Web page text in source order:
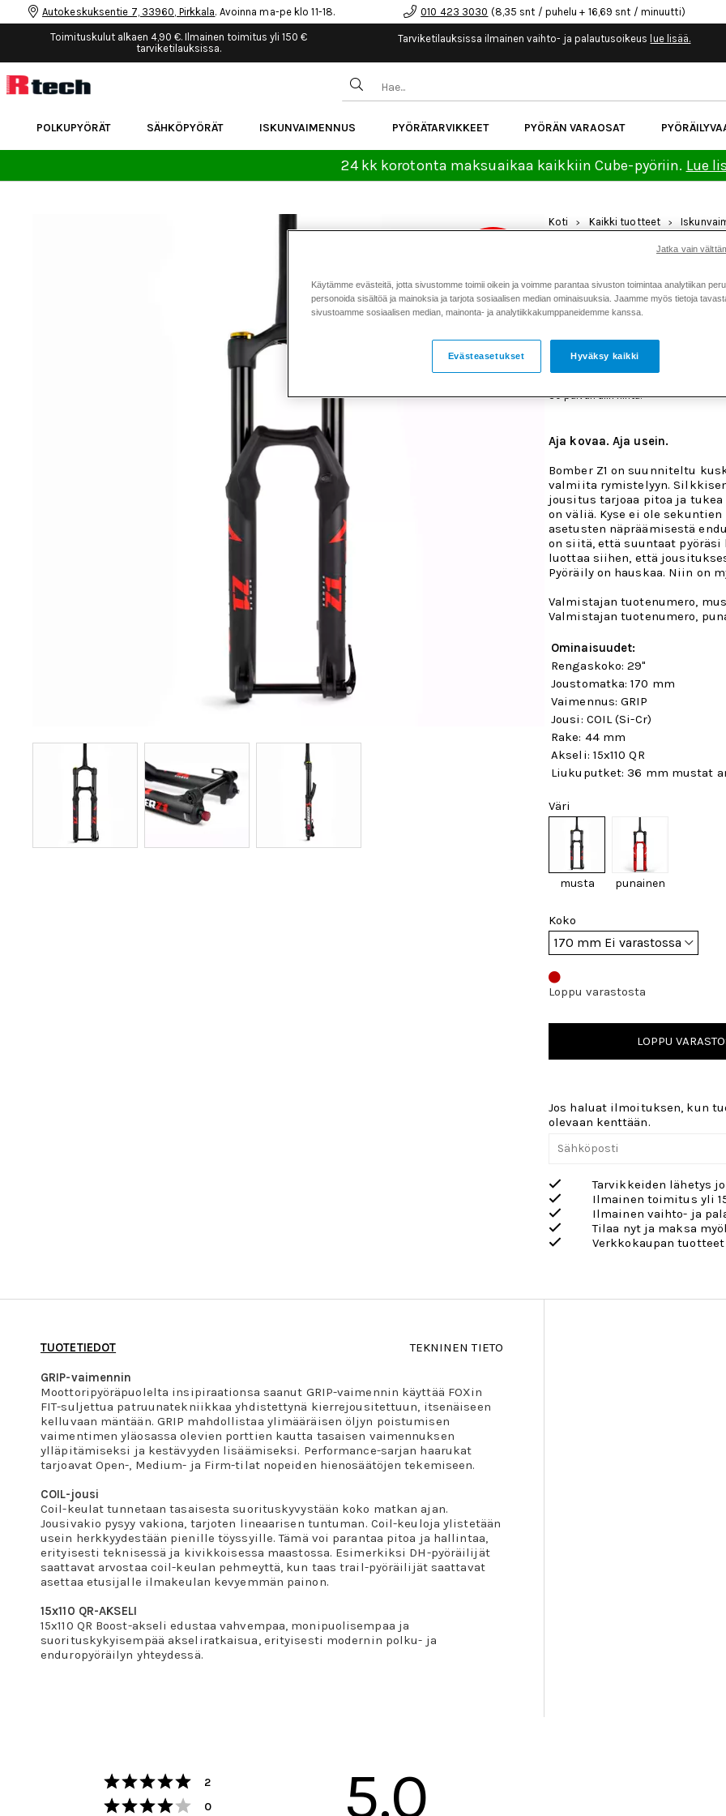
Autokeskuksentie 7, 33960, Pirkkala. Avoinna ma-pe klo 11-18. 010 423 3030 (8,35 snt / puhelu + 16,69 snt / minuutti)
Toimituskulut alkaen 4,90 €. Ilmainen toimitus yli 150 €
tarviketilauksissa.
Tarviketilauksissa ilmainen vaihto- ja palautusoikeus lue lisää.
POLKUPYÖRÄT SÄHKÖPYÖRÄT ISKUNVAIMENNUS PYÖRÄTARVIKKEET PYÖRÄN VARAOSAT
24 kk korotonta maksuaikaa kaikkiin Cube-pyöriin. Lue
Koti > Kaikki tuotteet >
MARZOCCHI BOMBER Z1
44MM JOUSTOKEULA
Tuotenumero: 19333
5.0
349 € 699 €
30 päivän alin hinta: 349 €
Aja kovaa. Aja usein.
Bomber Z1 on suunniteltu
valmiita rymistelyyn.
jousitus tarjoaa pitoa ja
on väliä. Kyse ei ole
asetusten näpräämisestä
on siitä, että suuntaat
luottaa siihen, että
Pyöräily on hauskaa. Niin on
Valmistajan tuotenumero,
Valmistajan tuotenumero,
Ominaisuudet:
Rengaskoko: 29"
Joustomatka: 170 mm
Vaimennus: GRIP
Jousi: COIL (Si-Cr)
Rake: 44 mm
Akseli: 15x110 QR
Liukuputket: 36 mm mustat
Väri
musta punainen
Koko
Loppu varastosta
LOPPU
Jos haluat ilmoituksen, kun
olevaan kenttään.
Tarvikkeiden lähetys
Ilmainen toimitus yli
Ilmainen vaihto- ja
Tilaa nyt ja maksa
Verkkokaupan
TUOTETIEDOT TEKNINEN TIETO
GRIP-vaimennin
Moottoripyöräpuolelta insipiraationsa saanut GRIP-vaimennin käyttää FOXin
FIT-suljettua patruunatekniikkaa yhdistettynä kierrejousitettuun, itsenäiseen
kelluvaan mäntään. GRIP mahdollistaa ylimääräisen öljyn poistumisen
vaimentimen yläosassa olevien porttien kautta tasaisen vaimennuksen
ylläpitämiseksi ja kestävyyden lisäämiseksi. Performance-sarjan haarukat
tarjoavat Open-, Medium- ja Firm-tilat nopeiden hienosäätöjen tekemiseen.
COIL-jousi
Coil-keulat tunnetaan tasaisesta suorituskyvystään koko matkan ajan.
Jousivakio pysyy vakiona, tarjoten lineaarisen tuntuman. Coil-keuloja ylistetään
usein herkkyydestään pienille töyssyille. Tämä voi parantaa pitoa ja hallintaa,
erityisesti teknisessä ja kivikkoisessa maastossa. Esimerkiksi DH-pyöräilijät
saattavat arvostaa coil-keulan pehmeyttä, kun taas trail-pyöräilijät saattavat
asettaa etusijalle ilmakeulan kevyemmän painon.
15x110 QR-AKSELI
15x110 QR Boost-akseli edustaa vahvempaa, monipuolisempaa ja
suorituskykyisempää akseliratkaisua, erityisesti modernin polku- ja
enduropyöräilyn yhteydessä.
Arvio 5 5:sta tähdestä
2
Arvio 4 5:sta tähdestä
0 5.0
Käytämme evästeitä, jotta sivustomme toimii oikein ja voimme parantaa sivuston toimintaa analytiikan
personoida sisältöä ja mainoksia ja tarjota sosiaalisen median ominaisuuksia. Jaamme myös tietoja
sivustoamme sosiaalisen median, mainonta- ja analytiikkakumppaneidemme kanssa.
Hyväksy kaikki
Evästeasetukset
Jatka vain